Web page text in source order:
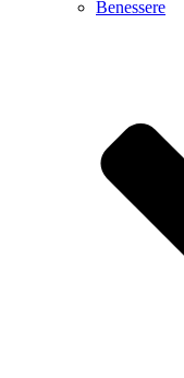
Benessere